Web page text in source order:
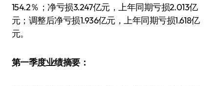
154.2％；净亏损3.247亿元，上年同期亏损2.013亿
元；调整后净亏损1.936亿元，上年同期亏损1.618亿
元。
第一季度业绩摘要：